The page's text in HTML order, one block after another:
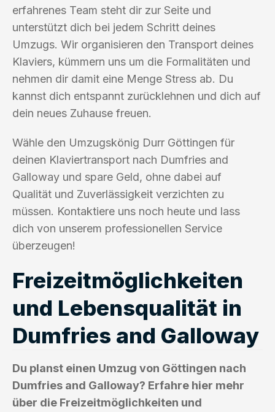
erfahrenes Team steht dir zur Seite und
unterstützt dich bei jedem Schritt deines
Umzugs. Wir organisieren den Transport deines
Klaviers, kümmern uns um die Formalitäten und
nehmen dir damit eine Menge Stress ab. Du
kannst dich entspannt zurücklehnen und dich auf
dein neues Zuhause freuen.
Wähle den Umzugskönig Durr Göttingen für
deinen Klaviertransport nach Dumfries and
Galloway und spare Geld, ohne dabei auf
Qualität und Zuverlässigkeit verzichten zu
müssen. Kontaktiere uns noch heute und lass
dich von unserem professionellen Service
überzeugen!
Freizeitmöglichkeiten
und Lebensqualität in
Dumfries and Galloway
Du planst einen Umzug von Göttingen nach
Dumfries and Galloway? Erfahre hier mehr
über die Freizeitmöglichkeiten und